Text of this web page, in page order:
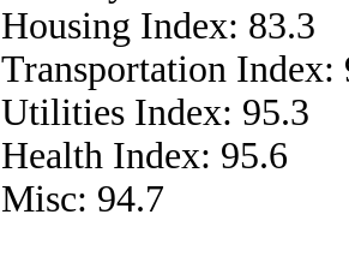
Housing Index: 83.3
Transportation Index:
Utilities Index: 95.3
Health Index: 95.6
Misc: 94.7